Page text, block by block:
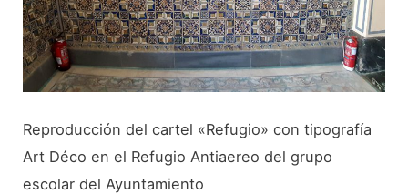
Reproducción del cartel «Refugio» con tipografía
Art Déco en el Refugio Antiaereo del grupo
escolar del Ayuntamiento